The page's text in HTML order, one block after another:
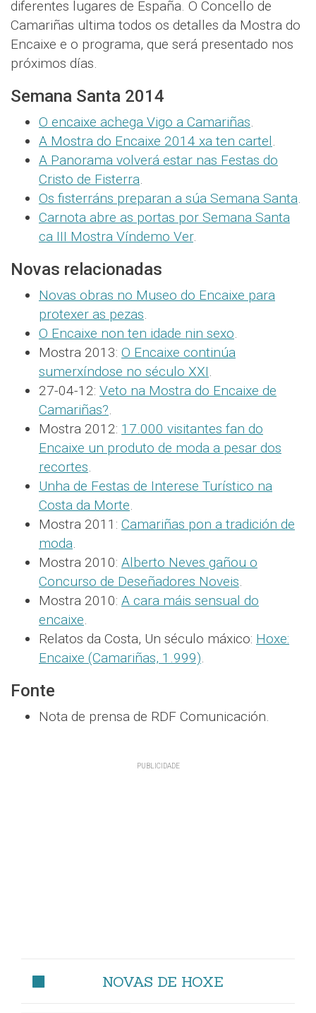
diferentes lugares de España. O Concello de
Camariñas ultima todos os detalles da Mostra do
Encaixe e o programa, que será presentado nos
próximos días.
Semana Santa 2014
O encaixe achega Vigo a Camariñas.
A Mostra do Encaixe 2014 xa ten cartel.
A Panorama volverá estar nas Festas do
Cristo de Fisterra.
Os fisterráns preparan a súa Semana Santa.
Carnota abre as portas por Semana Santa
ca III Mostra Víndemo Ver.
Novas relacionadas
Novas obras no Museo do Encaixe para
protexer as pezas.
O Encaixe non ten idade nin sexo.
Mostra 2013: O Encaixe continúa
sumerxíndose no século XXI.
27-04-12: Veto na Mostra do Encaixe de
Camariñas?.
Mostra 2012: 17.000 visitantes fan do
Encaixe un produto de moda a pesar dos
recortes.
Unha de Festas de Interese Turístico na
Costa da Morte.
Mostra 2011: Camariñas pon a tradición de
moda.
Mostra 2010: Alberto Neves gañou o
Concurso de Deseñadores Noveis.
Mostra 2010: A cara máis sensual do
encaixe.
Relatos da Costa, Un século máxico: Hoxe:
Encaixe (Camariñas, 1.999).
Fonte
Nota de prensa de RDF Comunicación.
NOVAS DE HOXE